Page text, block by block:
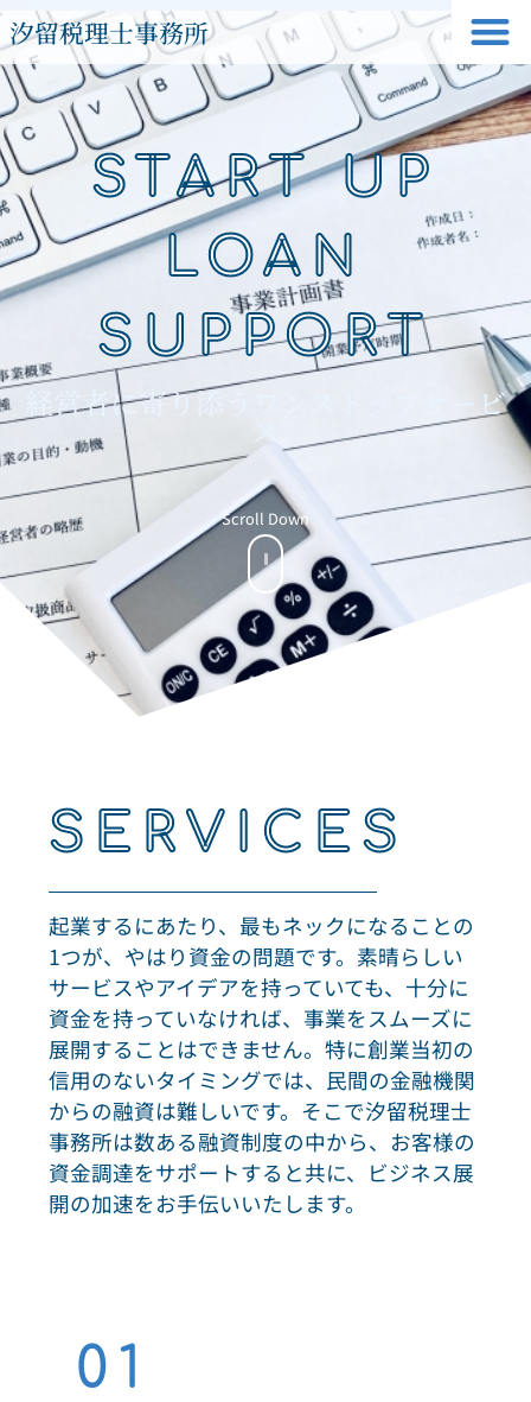
汐留税理士事務所
START UP
LOAN
SUPPORT
経営者に寄り添うワンストップサービ
ス
Scroll Down
SERVICES
起業するにあたり、最もネックになることの
1つが、やはり資金の問題です。素晴らしい
サービスやアイデアを持っていても、十分に
資金を持っていなければ、事業をスムーズに
展開することはできません。特に創業当初の
信用のないタイミングでは、民間の金融機関
からの融資は難しいです。そこで汐留税理士
事務所は数ある融資制度の中から、お客様の
資金調達をサポートすると共に、ビジネス展
開の加速をお手伝いいたします。
01